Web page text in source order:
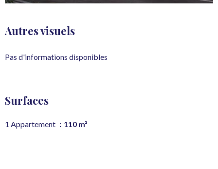
Autres visuels
Pas d'informations disponibles
Surfaces
1 Appartement 110 m²